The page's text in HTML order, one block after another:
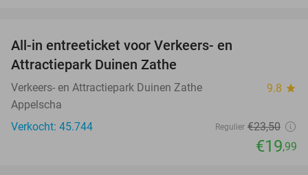
All-in entreeticket voor Verkeers- en
Attractiepark Duinen Zathe
Verkeers- en Attractiepark Duinen Zathe 9.8 star
Appelscha
Verkocht: 45.744
Regulier €23,50
€19,99